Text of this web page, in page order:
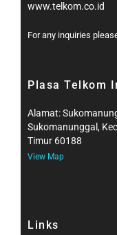
www.telkom.co.id
For any inquiries
Plasa Telkom
Alamat:
Sukomanunggal,
Timur 60188
View Map
Links